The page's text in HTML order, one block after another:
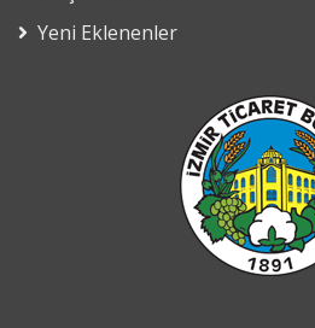
Yeni Eklenenler